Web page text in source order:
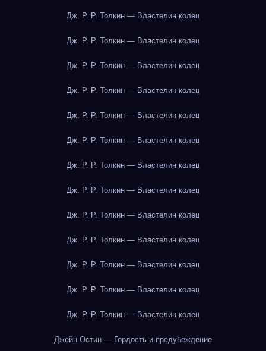
Дж. Р. Р. Толкин — Властелин колец
Дж. Р. Р. Толкин — Властелин колец
Дж. Р. Р. Толкин — Властелин колец
Дж. Р. Р. Толкин — Властелин колец
Дж. Р. Р. Толкин — Властелин колец
Дж. Р. Р. Толкин — Властелин колец
Дж. Р. Р. Толкин — Властелин колец
Дж. Р. Р. Толкин — Властелин колец
Дж. Р. Р. Толкин — Властелин колец
Дж. Р. Р. Толкин — Властелин колец
Дж. Р. Р. Толкин — Властелин колец
Дж. Р. Р. Толкин — Властелин колец
Дж. Р. Р. Толкин — Властелин колец
Джейн Остин — Гордость и предубеждение